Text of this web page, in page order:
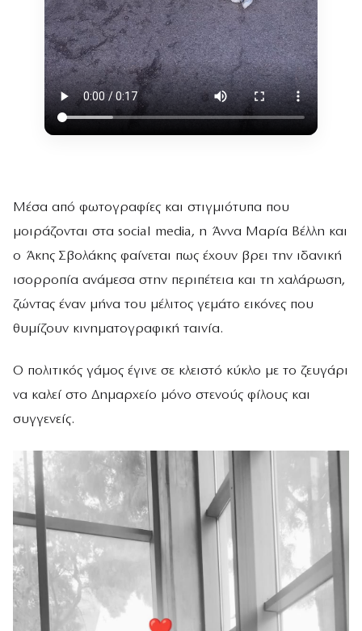
Μέσα από φωτογραφίες και στιγμιότυπα που
μοιράζονται στα social media, η Άννα Μαρία Βέλλη και
ο Άκης Σβολάκης φαίνεται πως έχουν βρει την ιδανική
ισορροπία ανάμεσα στην περιπέτεια και τη χαλάρωση,
ζώντας έναν μήνα του μέλιτος γεμάτο εικόνες που
θυμίζουν κινηματογραφική ταινία.
Ο πολιτικός γάμος έγινε σε κλειστό κύκλο με το ζευγάρι
να καλεί στο Δημαρχείο μόνο στενούς φίλους και
συγγενείς.